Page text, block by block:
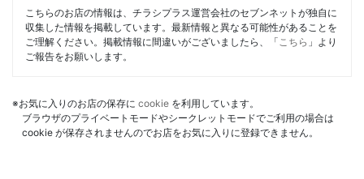
こちらのお店の情報は、チラシプラス運営会社のセブンネットが独自に
収集した情報を掲載しています。最新情報と異なる可能性があることを
ご理解ください。掲載情報に間違いがございましたら、「 こちら 」より
ご報告をお願いします。
※お気に入りのお店の保存に cookie を利用しています。
ブラウザのプライベートモードやシークレットモードでご利用の場合は
cookie が保存されませんのでお店をお気に入りに登録できません。